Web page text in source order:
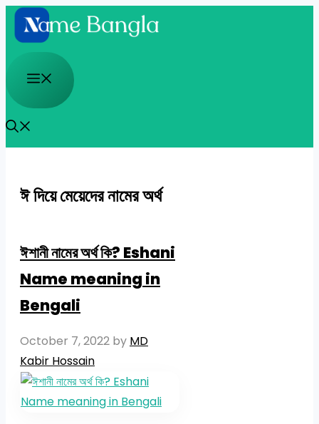
Skip
to
content
Menu
ঈ দিয়ে মেয়েদের নামের অর্থ
ঈশানী নামের অর্থ কি? Eshani
Name meaning in
Bengali
October 7, 2022 by MD
Kabir Hossain